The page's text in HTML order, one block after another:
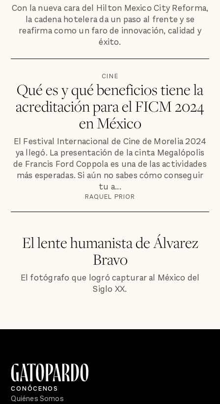
Con la nueva cara del Hilton Mexico City Reforma,
la cadena hotelera da un paso al frente y se
reafirma como un faro de innovación, calidad y
éxito.
CINE
Qué es y qué beneficios tiene la
acreditación para el FICM 2024
en México
El Festival Internacional de Cine de Morelia 2024
ya llegó. La presentación de la cinta Megalópolis
de Francis Ford Coppola es una de las actividades
más esperadas. Si aún no sabes cómo conseguir
tu a...
RAQUEL PRIOR
El lente humanista de Álvarez
Bravo
El fotógrafo que logró capturar al México del
Siglo XX.
CONÓCENOS
Quiénes Somos